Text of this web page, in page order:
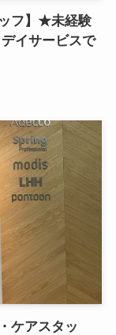
フ】★未経験
イサービスで
ケアスタッ